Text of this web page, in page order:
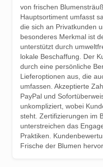
von frischen
Hauptsortiment umfasst
die sich an Privatkunden
besonderes Merkmal ist
unterstützt durch
lokale Beschaffung. Der
durch eine persönliche
Lieferoptionen aus, die
umfassen. Akzeptierte
PayPal und
unkompliziert, wobei
steht. Zertifizierungen im
unterstreichen das
Praktiken.
Frische der Blumen hervor.